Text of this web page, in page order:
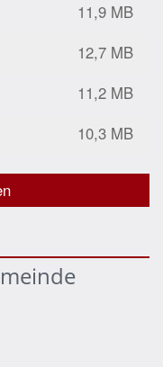
11,9 MB
12,7 MB
11,2 MB
10,3 MB